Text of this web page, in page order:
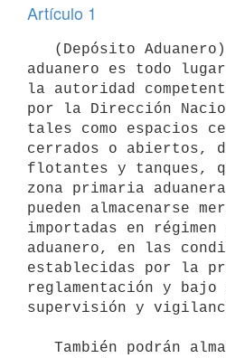
Artículo 1
aduanero es todo
la autoridad
por la Dirección
tales como espacios
cerrados o abiertos,
flotantes y tanques,
zona primaria
pueden almacenarse
importadas en
aduanero, en las
establecidas por la
reglamentación y
supervisión y